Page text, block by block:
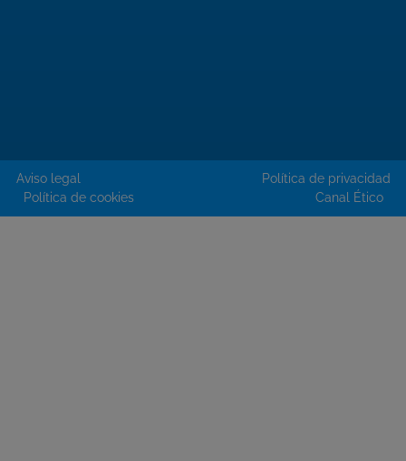
Aviso legal
Política de privacidad
Política de cookies
Canal Ético